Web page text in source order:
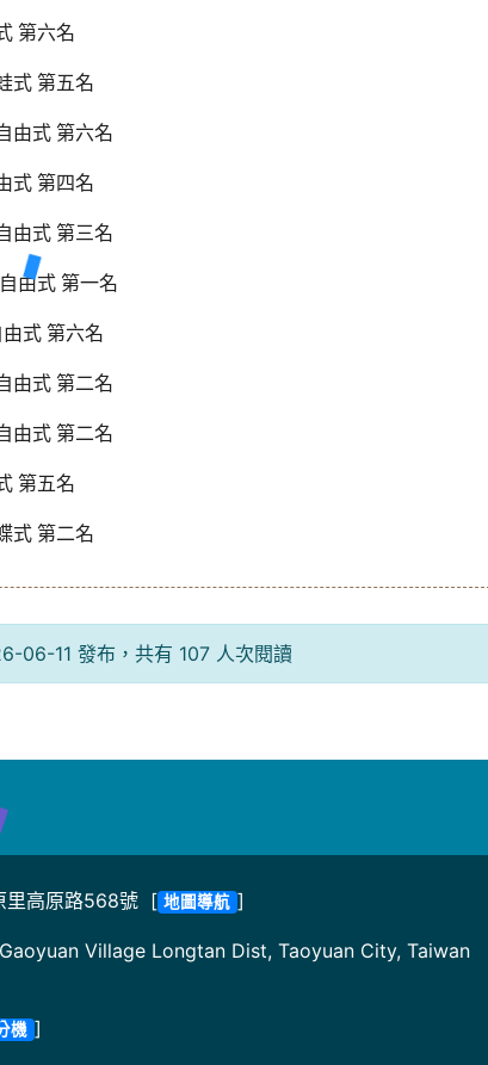
第六名
式 第五名
由式 第六名
式 第四名
由式 第三名
由式 第一名
式 第六名
由式 第二名
由式 第二名
第五名
式 第二名
06-11 發布，共有 107 人次閱讀
里高原路568號 [ 地圖導航 ]
Village Longtan Dist, Taoyuan City, Taiwan
機 ]